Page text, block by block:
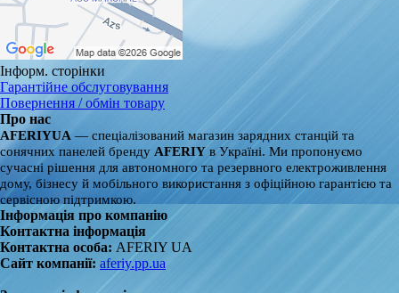
Інформ. сторінки
Гарантійне обслуговування
Повернення / обмін товару
Про нас
AFERIYUA — спеціалізований магазин зарядних станцій та
сонячних панелей бренду AFERIY в Україні. Ми пропонуємо
сучасні рішення для автономного та резервного електроживлення
дому, бізнесу й мобільного використання з офіційною гарантією та
сервісною підтримкою.
Інформація про компанію
Контактна інформація
Контактна особа: AFERIY UA
Сайт компанії: aferiy.pp.ua